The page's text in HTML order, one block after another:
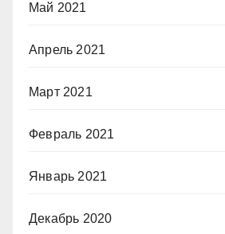
Май 2021
Апрель 2021
Март 2021
Февраль 2021
Январь 2021
Декабрь 2020